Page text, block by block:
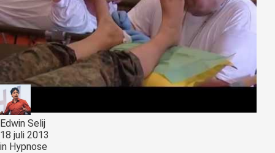
Edwin Selij
18 juli 2013
in Hypnose